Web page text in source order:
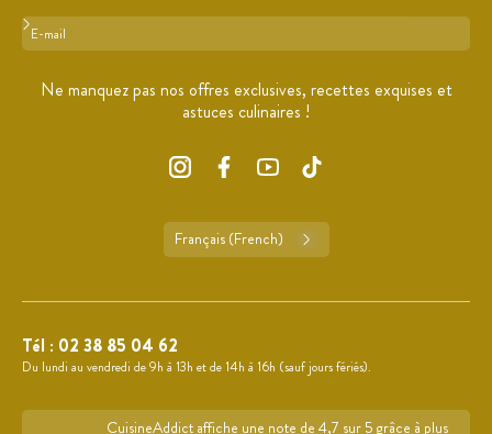
Format : adresse@email.com
Ne manquez pas nos offres exclusives, recettes exquises et
astuces culinaires !
Français (French)
Tél : 02 38 85 04 62
Du lundi au vendredi de 9h à 13h et de 14h à 16h (sauf jours fériés).
CuisineAddict affiche une note de 4,7 sur 5 grâce à plus